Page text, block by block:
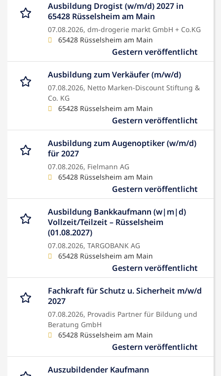
Ausbildung Drogist (w/m/d) 2027 in
65428 Rüsselsheim am Main
07.08.2026, dm-drogerie markt GmbH + Co.KG
65428 Rüsselsheim am Main
Gestern veröffentlicht
Ausbildung zum Verkäufer (m/w/d)
07.08.2026, Netto Marken-Discount Stiftung &
Co. KG
65428 Rüsselsheim am Main
Gestern veröffentlicht
Ausbildung zum Augenoptiker (w/m/d)
für 2027
07.08.2026, Fielmann AG
65428 Rüsselsheim am Main
Gestern veröffentlicht
Ausbildung Bankkaufmann (w|m|d)
Vollzeit/Teilzeit – Rüsselsheim
(01.08.2027)
07.08.2026, TARGOBANK AG
65428 Rüsselsheim am Main
Gestern veröffentlicht
Fachkraft für Schutz u. Sicherheit m/w/d
2027
07.08.2026, Provadis Partner für Bildung und
Beratung GmbH
65428 Rüsselsheim am Main
Gestern veröffentlicht
Auszubildender Kaufmann